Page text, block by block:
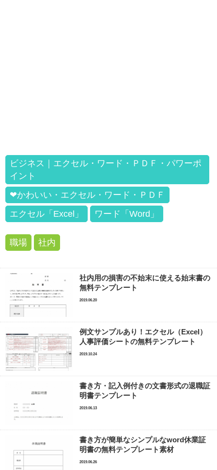
ビジネス｜エクセル・ワード・ＰＤＦ・パワーポ
イント
❤かわいい・エクセル・ワード・ＰＤＦ
エクセル「Excel」
ワード「Word」
職場 社内
社内用の損害の不始末に使える始末書の
無料テンプレート
2019.06.20
例文サンプルあり！エクセル（Excel）
人事評価シートの無料テンプレート
2019.10.24
書き方・記入例付きの文書形式の退職証
明書テンプレート
2019.06.13
書き方が簡単なシンプルなword休業証
明書の無料テンプレート素材
2019.06.26